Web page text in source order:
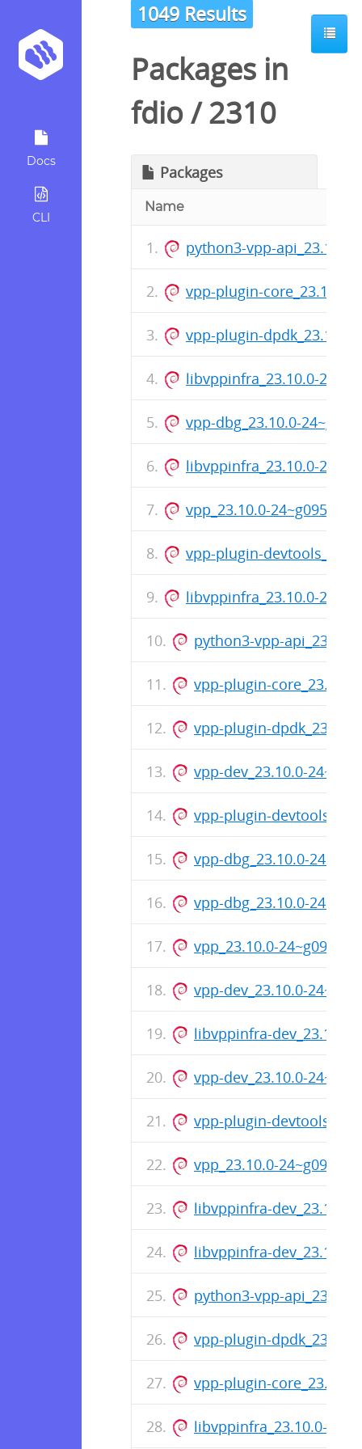
Docs
CLI
1049 Results
Packages in
fdio/2310
Packages
Name
python3-vpp-
vpp-plugin-core_23.10.0-
vpp-plugin-dpdk_23.10.0-
libvppinfra_23.10.0-
vpp-dbg_23.10.0-
libvppinfra_23.10.0-
vpp_23.10.0-
vpp-plugin-
libvppinfra_23.10.0-
python3-vpp-
vpp-plugin-
vpp-plugin-
vpp-dev_23.10.0-
vpp-plugin-
vpp-dbg_23.10.0-
vpp-dbg_23.10.0-
vpp_23.10.0-
vpp-dev_23.10.0-
libvppinfra-dev_23.10.0-
vpp-dev_23.10.0-
vpp-plugin-
vpp_23.10.0-
libvppinfra-dev_23.10.0-
libvppinfra-dev_23.10.0-
python3-vpp-
vpp-plugin-
vpp-plugin-
libvppinfra_23.10.0-